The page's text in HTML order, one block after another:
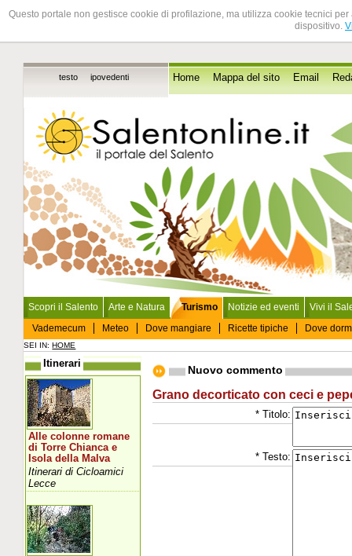
Questo portale non gestisce cookie di profilazione, ma utilizza cookie tecnici
dispositivo.
testo ipovedenti Home Mappa del sito Email
Scopri il Salento Arte e Natura
Turismo
Vademecum
Meteo Dove mangiare Ricette tipiche Dove
Notizie ed eventi Vivi il
SEI IN:HOME
Nuovo commento
Grano decorticato con ceci e
* Titolo:
* Testo:
Itinerari
Alle colonne romane
di Torre Chianca e
Isola della Malva
Itinerari di Cicloamici
Lecce